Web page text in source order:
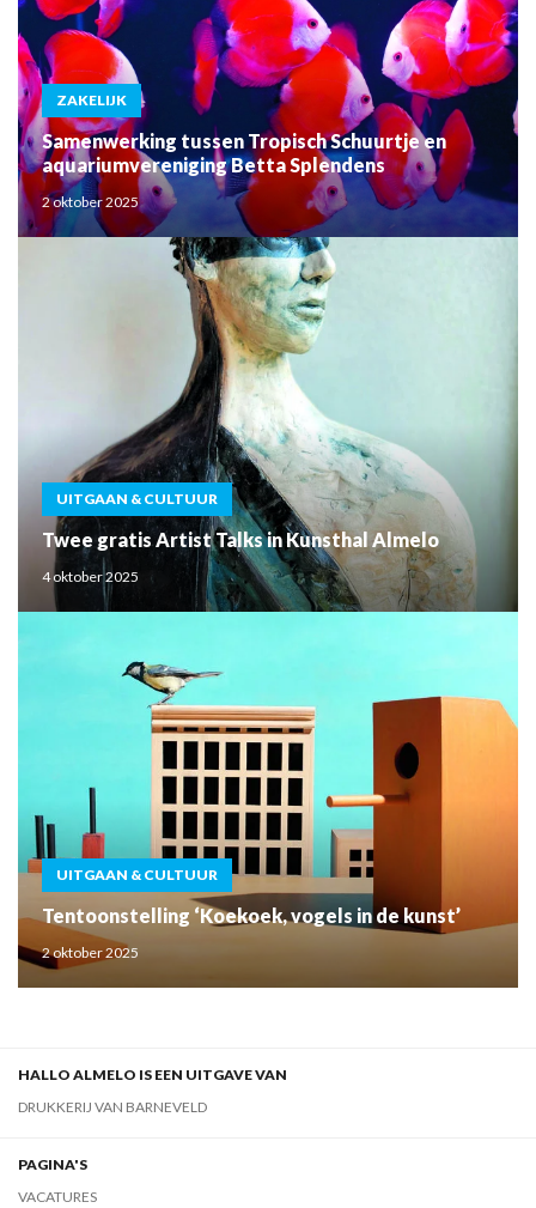
ZAKELIJK
Samenwerking tussen Tropisch Schuurtje en
aquariumvereniging Betta Splendens
2 oktober 2025
UITGAAN & CULTUUR
Twee gratis Artist Talks in Kunsthal Almelo
4 oktober 2025
UITGAAN & CULTUUR
Tentoonstelling ‘Koekoek, vogels in de kunst’
2 oktober 2025
HALLO ALMELO IS EEN UITGAVE VAN
DRUKKERIJ VAN BARNEVELD
PAGINA'S
VACATURES